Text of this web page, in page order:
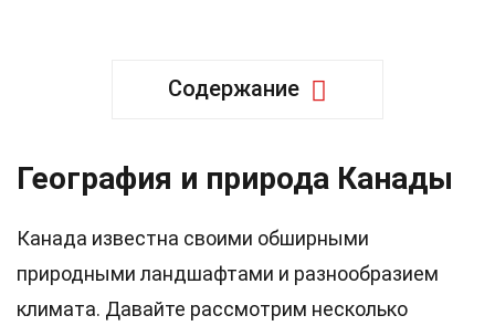
Содержание
География и природа Канады
Канада известна своими обширными
природными ландшафтами и разнообразием
климата. Давайте рассмотрим несколько